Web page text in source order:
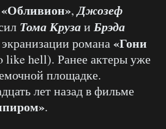
«Обливион»,Джозеф
Тома Крузаи Брэда
экранизации романа«Гони
like hell). Ранее актеры уже
площадке.
лет назад в фильме
.